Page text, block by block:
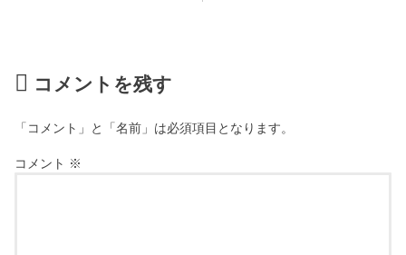
コメントを残す
「コメント」と「名前」は必須項目となります。
コメント ※